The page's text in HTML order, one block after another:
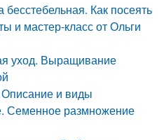
Как посеять
и мастер-класс от Ольги
уход. Выращивание
и виды
Семенное размножение